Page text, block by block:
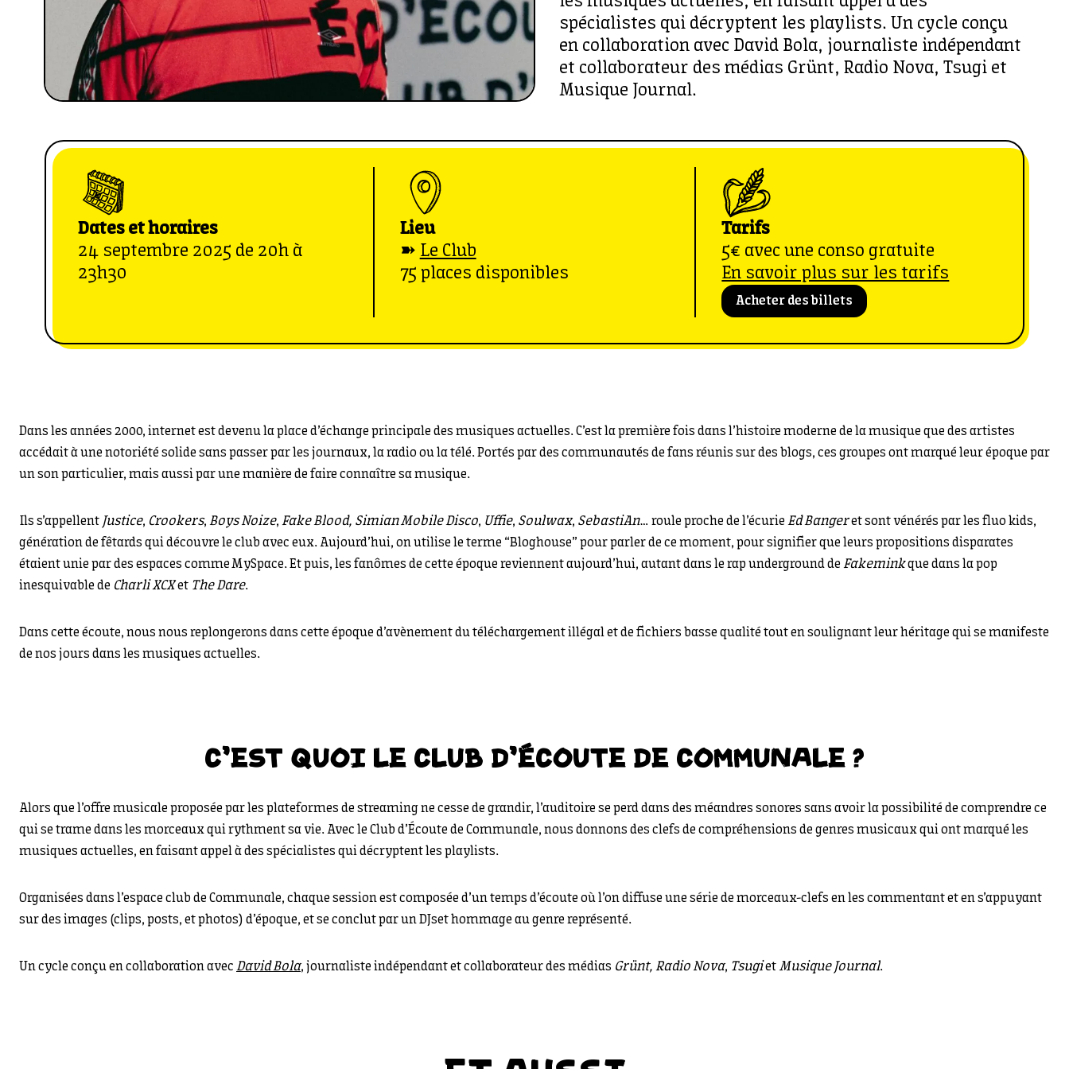
spécialistes qui décryptent les playlists. Un cycle conçu
en collaboration avec David Bola, journaliste indépendant
et collaborateur des médias Grünt, Radio Nova, Tsugi et
Musique Journal.
Dates et horaires
24 septembre 2025 de 20h à
23h30
Lieu
➽ Le Club
75 places disponibles
Tarifs
5€ avec une conso gratuite
En savoir plus sur les tarifs
Acheter des billets
Dans les années 2000, internet est devenu la place d’échange principale des musiques actuelles. C’est la première fois dans l’histoire moderne de la musique que des artistes
accédait à une notoriété solide sans passer par les journaux, la radio ou la télé. Portés par des communautés de fans réunis sur des blogs, ces groupes ont marqué leur époque par
un son particulier, mais aussi par une manière de faire connaître sa musique.
Ils s’appellent Justice, Crookers, Boys Noize, Fake Blood, Simian Mobile Disco, Uffie, Soulwax, SebastiAn… roule proche de l’écurie Ed Bangeret sont vénérés par les fluo kids,
génération de fêtards qui découvre le club avec eux. Aujourd’hui, on utilise le terme “Bloghouse” pour parler de ce moment, pour signifier que leurs propositions disparates
étaient unie par des espaces comme MySpace. Et puis, les fanômes de cette époque reviennent aujourd’hui, autant dans le rap underground de Fakeminkque dans la pop
inesquivable de Charli XCXet The Dare.
Dans cette écoute, nous nous replongerons dans cette époque d’avènement du téléchargement illégal et de fichiers basse qualité tout en soulignant leur héritage qui se manifeste
de nos jours dans les musiques actuelles.
C'EST QUOI LE CLUB D'ÉCOUTE DE COMMUNALE ?
Alors que l’offre musicale proposée par les plateformes de streaming ne cesse de grandir, l’auditoire se perd dans des méandres sonores sans avoir la possibilité de comprendre ce
qui se trame dans les morceaux qui rythment sa vie. Avec le Club d’Écoute de Communale, nous donnons des clefs de compréhensions de genres musicaux qui ont marqué les
musiques actuelles, en faisant appel à des spécialistes qui décryptent les playlists.
Organisées dans l’espace club de Communale, chaque session est composée d’un temps d’écoute où l’on diffuse une série de morceaux-clefs en les commentant et en s’appuyant
sur des images (clips, posts, et photos) d’époque, et se conclut par un DJset hommage au genre représenté.
Un cycle conçu en collaboration avec David Bola, journaliste indépendant et collaborateur des médias Grünt, Radio Nova, Tsugiet Musique Journal.